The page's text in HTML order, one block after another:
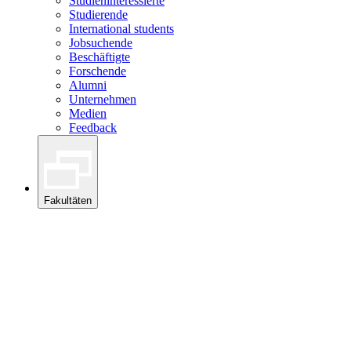
Studierende
International students
Jobsuchende
Beschäftigte
Forschende
Alumni
Unternehmen
Medien
Feedback
Fakultäten